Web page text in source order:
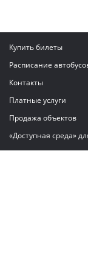
Купить билеты
Расписание
Контакты
Платные услуги
Продажа объектов
«Доступная среда»